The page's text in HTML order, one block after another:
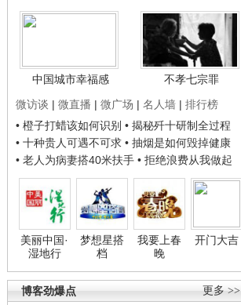
中国城市幸福感
不孝七宗罪
微访谈 | 微直播 | 微广场 | 名人墙 | 排行榜
• 橙子打蜡该如何识别 • 揭秘歼十研制全过程
• 十种贵人可遇不可求 • 抽烟是如何毁掉健康
• 老人为病妻搭40米扶手 • 拒绝浪费从我做起
美丽中国·
湿地行
梦想星搭
档
我要上春
晚
开门大吉
更多 >>
博客劲爆点